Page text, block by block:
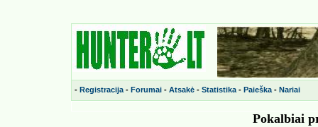
- Registracija - Forumai - Atsakė - Statistika - Paieška - Nariai
Pokalbiai